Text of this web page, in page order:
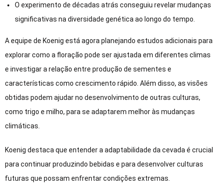
O experimento de décadas atrás conseguiu revelar mudanças
significativas na diversidade genética ao longo do tempo.
A equipe de Koenig está agora planejando estudos adicionais para
explorar como a floração pode ser ajustada em diferentes climas
e investigar a relação entre produção de sementes e
características como crescimento rápido. Além disso, as visões
obtidas podem ajudar no desenvolvimento de outras culturas,
como trigo e milho, para se adaptarem melhor às mudanças
climáticas.
Koenig destaca que entender a adaptabilidade da cevada é crucial
para continuar produzindo bebidas e para desenvolver culturas
futuras que possam enfrentar condições extremas.